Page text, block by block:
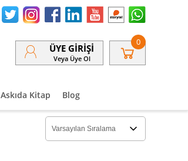
ÜYE GIRIŞI
Veya Üye Ol
0
Askıda Kitap Blog